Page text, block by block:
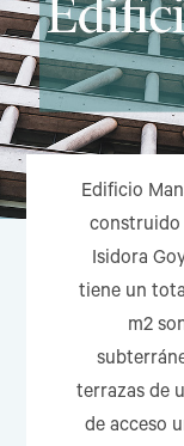
Edificio
construido
Isidora
tiene un
m2
terrazas de
de acceso